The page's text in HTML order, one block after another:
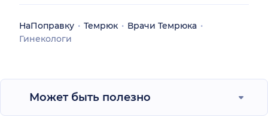
НаПоправку Темрюк
Врачи Темрюка
Гинекологи
Может быть полезно